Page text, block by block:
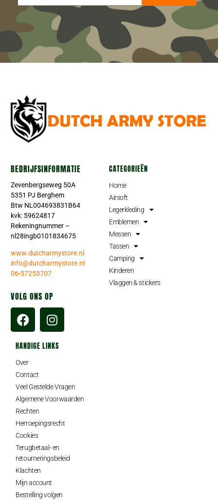
BEDRIJFSINFORMATIE
Zevenbergseweg 50A
5351 PJ Berghem
Btw NL004693831B64
kvk: 59624817
Rekeningnummer –
nl28ingb0101834675
www.dutcharmystore.nl
info@dutcharmystore.nl
06-57253707
VOLG ONS OP
CATEGORIEËN
Home
Airsoft
Legerkleding
Emblemen
Messen
Tassen
Camping
Kinderen
Vlaggen & stickers
HANDIGE LINKS
Over
Contact
Veel Gestelde Vragen
Algemene Voorwaarden
Rechten
Herroepingsrecht
Cookies
Terugbetaal- en
retourneringsbeleid
Klachten
Mijn account
Bestelling volgen